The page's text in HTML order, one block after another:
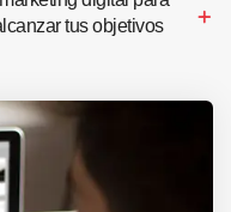
tus objetivos